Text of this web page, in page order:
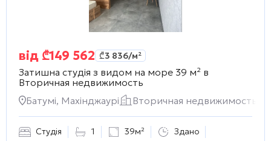
від ₾149 562 ₾3 836/м²
Затишна студія з видом на море 39 м² в
Вторичная недвижимость
Батумі, Махінджаурі
Вторичная недвижимость
Студія 1 39м² Здано